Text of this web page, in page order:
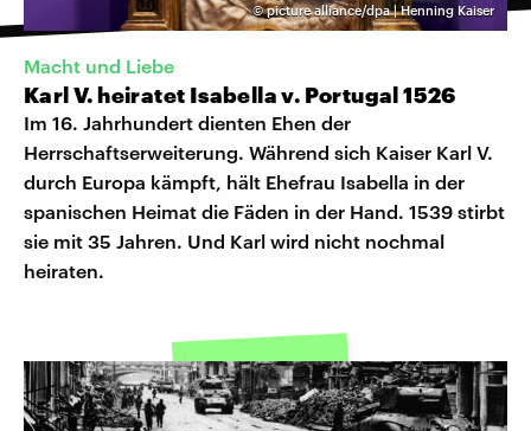
©picture alliance/dpa | Henning Kaiser
Macht und Liebe
Karl V. heiratet Isabella v. Portugal 1526
Im 16. Jahrhundert dienten Ehen der
Herrschaftserweiterung. Während sich Kaiser Karl V.
durch Europa kämpft, hält Ehefrau Isabella in der
spanischen Heimat die Fäden in der Hand. 1539 stirbt
sie mit 35 Jahren. Und Karl wird nicht nochmal
heiraten.